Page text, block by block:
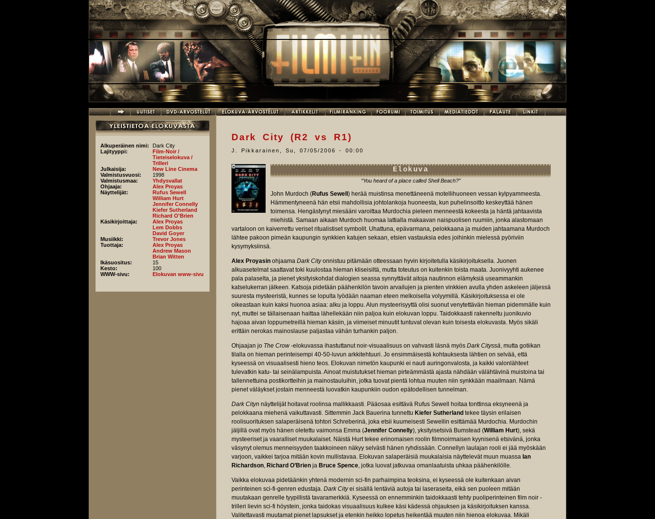
Alkuperäinen nimi:
Dark City
Lajityyppi:
Film-Noir /
Tieteiselokuva /
Trilleri
Julkaisija:
New Line Cinema
Valmistusvuosi:
1998
Valmistusmaa:
Yhdysvallat
Ohjaaja:
Alex Proyas
Näyttelijät:
Rufus Sewell
William Hurt
Jennifer Connelly
Kiefer Sutherland
Richard O'Brien
Käsikirjoittaja:
Alex Proyas
Lem Dobbs
David Goyer
Musiikki:
Trevor Jones
Tuottaja:
Alex Proyas
Andrew Mason
Brian Witten
Ikäsuositus:
15
Kesto:
100
WWW-sivu:
Elokuvan www-sivu
Dark City (R2 vs R1)
J. Pikkarainen Su, 07/05/2006 - 00:00
Elokuva
“You heard of a place called Shell Beach?”
John Murdoch (Rufus Sewell ) herää muistinsa menettäneenä motellihuoneen vessan kylpyammeesta.
Hämmentyneenä hän etsii mahdollisia johtolankoja huoneesta, kun puhelinsoitto keskeyttää hänen
toimensa. Hengästynyt miesääni varoittaa Murdochia pieleen menneestä kokeesta ja häntä jahtaavista
miehistä. Samaan aikaan Murdoch huomaa lattialla makaavan naispuolisen ruumiin, jonka alastomaan
vartaloon on kaiverrettu veriset ritualistiset symbolit. Uhattuna, epävarmana, pelokkaana ja muiden jahtaamana Murdoch
lähtee pakoon pimeän kaupungin synkkien katujen sekaan, etsien vastauksia edes joihinkin mielessä pyöriviin
kysymyksiinsä.
Alex Proyasin ohjaama Dark Cityonnistuu pitämään otteessaan hyvin kirjoitetulla käsikirjoituksella. Juonen
alkuasetelmat saattavat toki kuulostaa hieman kliseisiltä, mutta toteutus on kuitenkin toista maata. Juonivyyhti aukenee
pala palaselta, ja pienet yksityiskohdat dialogien seassa synnyttävät aitoja nautinnon elämyksiä useammankin
katselukerran jälkeen. Katsoja pidetään päähenkilön tavoin arvailujen ja pienten vinkkien avulla yhden askeleen jäljessä
suuresta mysteeristä, kunnes se lopulta lyödään naaman eteen melkoisella volyymillä. Käsikirjoituksessa ei ole
oikeastaan kuin kaksi huonoa asiaa: alku ja loppu. Alun mysteerisyyttä olisi suonut venytettävän hieman pidemmälle kuin
nyt, muttei se tällaisenaan haittaa lähellekään niin paljoa kuin elokuvan loppu. Taidokkaasti rakenneltu juonikuvio
hajoaa aivan loppumetreillä hieman käsiin, ja viimeiset minuutit tuntuvat olevan kuin toisesta elokuvasta. Myös sikäli
erittäin nerokas mainoslause paljastaa vähän turhankin paljon.
Ohjaajan jo The Crow-elokuvassa ihastuttanut noir-visuaalisuus on vahvasti läsnä myös Dark Cityssä, mutta gotiikan
tilalla on hieman perinteisempi 40-50-luvun arkkitehtuuri. Jo ensimmäisestä kohtauksesta lähtien on selvää, että
kyseessä on visuaalisesti hieno teos. Elokuvan nimetön kaupunki ei nauti auringonvalosta, ja kaikki valonlähteet
tulevatkin katu- tai seinälampuista. Ainoat muistutukset hieman pirteämmästä ajasta nähdään välähtävinä muistoina tai
tallennettuina postikortteihin ja mainostauluihin, jotka tuovat pientä lohtua muuten niin synkkään maailmaan. Nämä
pienet väläykset jostain menneestä luovatkin kaupunkiin oudon epätodellisen tunnelman.
Dark Cityn näyttelijät hoitavat roolinsa mallikkaasti. Pääosaa esittävä Rufus Sewell hoitaa tonttinsa eksyneenä ja
pelokkaana miehenä vaikuttavasti. Sittemmin Jack Bauerina tunnettu Kiefer Sutherland tekee täysin erilaisen
roolisuorituksen salaperäisenä tohtori Schreberinä, joka etsii kuumeisesti Sewellin esittämää Murdochia. Murdochin
jäljillä ovat myös hänen oletettu vaimonsa Emma (Jennifer Connelly), yksityisetsivä Bumstead (William Hurt), sekä
mysteeriset ja vaaralliset muukalaiset. Näistä Hurt tekee erinomaisen roolin filmnoirmaisen kyynisenä etsivänä, jonka
väsynyt olemus menneisyyden taakkoineen näkyy selvästi hänen ryhdissään. Connellyn laulajan rooli ei jää myöskään
varjoon, vaikkei tarjoa mitään kovin mullistavaa. Elokuvan salaperäisiä muukalaisia näyttelevät muun muassa Ian
Richardson, Richard O’Brien ja Bruce Spence, jotka luovat jatkuvaa omanlaatuista uhkaa päähenkilölle.
Vaikka elokuvaa pidetäänkin yhtenä modernin sci-fin parhaimpina teoksina, ei kyseessä ole kuitenkaan aivan
perinteinen sci-fi-genren edustaja. Dark Cityei sisällä lentäviä autoja tai laseraseita, eikä sen puoleen mitään
muutakaan genrelle tyypillistä tavaramerkkiä. Kyseessä on ennemminkin taidokkaasti tehty puoliperinteinen film noir -
trilleri lievin sci-fi höystein, jonka taidokas visuaalisuus kulkee käsi kädessä ohjauksen ja käsikirjoituksen kanssa.
Valitettavasti muutamat pienet lapsukset ja etenkin heikko lopetus heikentää muuten niin hienoa elokuvaa. Mikäli